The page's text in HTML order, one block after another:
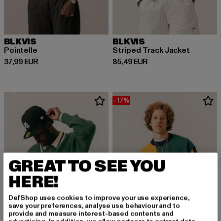
BLKVIS
Pointelle
37,99 EUR
Derzeitiger Preis: 37,99 EUR
BLKVIS
Striped Track Jacket
85,49 EUR
Derzeitiger Preis: 85,49 EUR
-17%
GREAT TO SEE YOU
HERE!
DefShop uses cookies to improve your use experience,
save your preferences, analyse use behaviour and to
provide and measure interest-based contents and